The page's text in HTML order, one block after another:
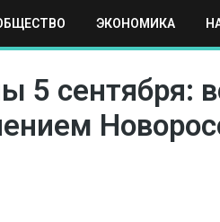
ЭКОНОМИКА
СПОРТ МОСКВА
5 сентября: